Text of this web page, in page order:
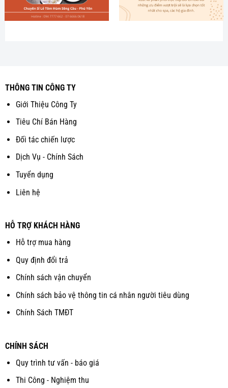
THÔNG TIN CÔNG TY
Giới Thiệu Công Ty
Tiêu Chí Bán Hàng
Đối tác chiến lược
Dịch Vụ - Chính Sách
Tuyển dụng
Liên hệ
HỖ TRỢ KHÁCH HÀNG
Hỗ trợ mua hàng
Quy định đổi trả
Chính sách vận chuyển
Chính sách bảo vệ thông tin cá nhân người tiêu dùng
Chính Sách TMĐT
CHÍNH SÁCH
Quy trình tư vấn - báo giá
Thi Công - Nghiệm thu